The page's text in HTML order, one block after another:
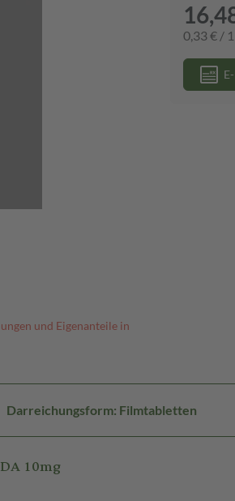
und Eigenanteile in
0,33 € /
Darreichungsform: Filmtabletten
10mg